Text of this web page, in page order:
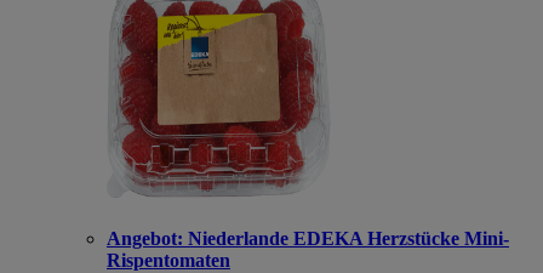
Angebot: Niederlande EDEKA Herzstücke Mini-
Rispentomaten